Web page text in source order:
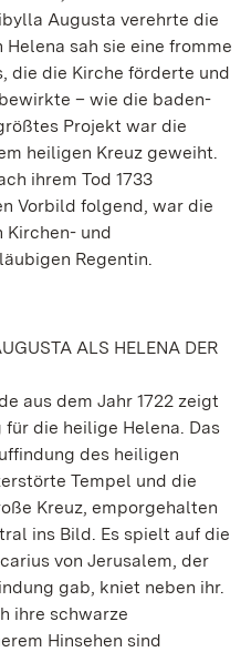
Augusta verehrte die
sah sie eine fromme
die die Kirche förderte und
– wie die baden-
Projekt war die
heiligen Kreuz geweiht.
ihrem Tod 1733
Vorbild folgend, war die
Kirchen- und
Regentin.
ALS HELENA DER
aus dem Jahr 1722 zeigt
die heilige Helena. Das
des heiligen
Tempel und die
Kreuz, emporgehalten
ins Bild. Es spielt auf die
von Jerusalem, der
gab, kniet neben ihr.
ihre schwarze
Hinsehen sind